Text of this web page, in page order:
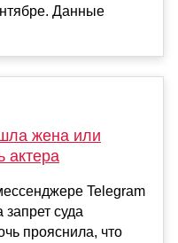
Данные
жена или
актера
Telegram
суда
прояснила, что